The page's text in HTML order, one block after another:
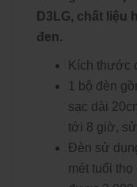
D3LG, chất liệu
đen.
Kích thước
1 bộ đèn
sạc dài
tới 8 giờ,
Đèn sử
mét tuổi